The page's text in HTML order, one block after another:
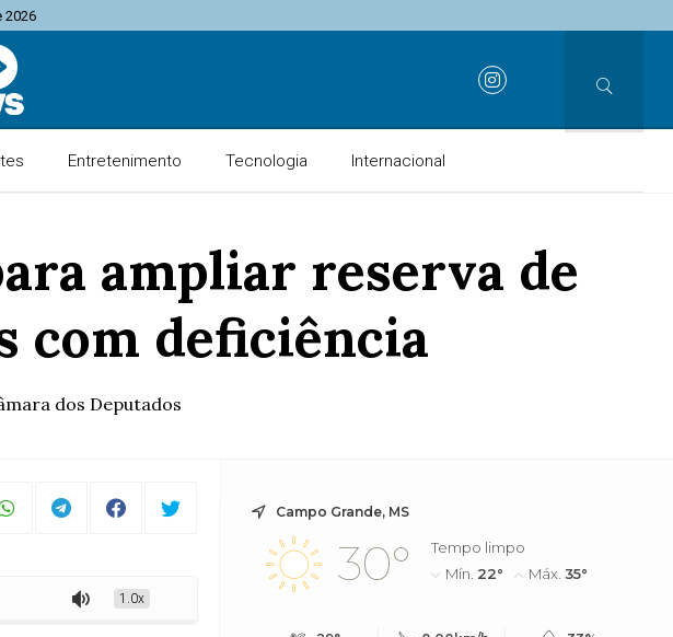
2026
Entretenimento Tecnologia Internacional
ampliar reserva de
com deficiência
dos Deputados
para pessoas com deficiência
1.0x
Campo Grande, MS
30°
Tempo limpo
Mín. 22° Máx.35°